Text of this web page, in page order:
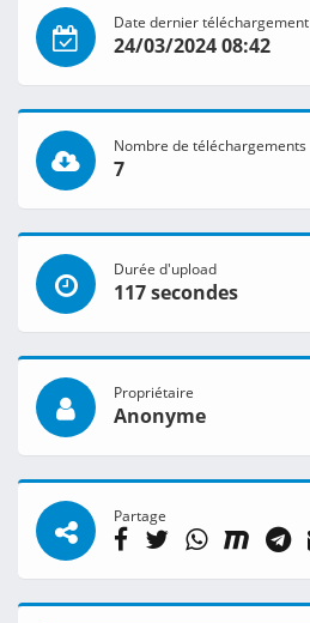
Date dernier téléchargement
24/03/2024 08:42
Nombre de téléchargements
7
Durée d'upload
117 secondes
Propriétaire
Anonyme
Partage